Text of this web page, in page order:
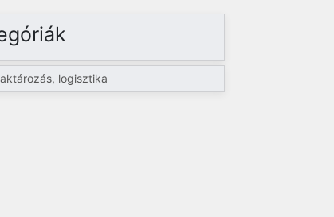
logisztika